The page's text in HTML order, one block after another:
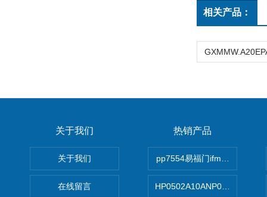
相关产品：
关于我们
关于我们
在线留言
热销产品
pp7554易福门ifm传感器
HP0502A10ANP01滤芯 Mp